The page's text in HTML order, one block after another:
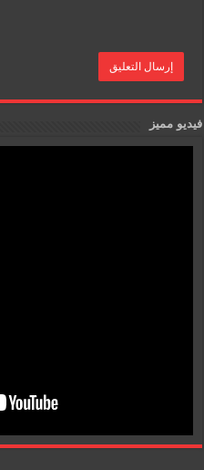
فيديو مميز